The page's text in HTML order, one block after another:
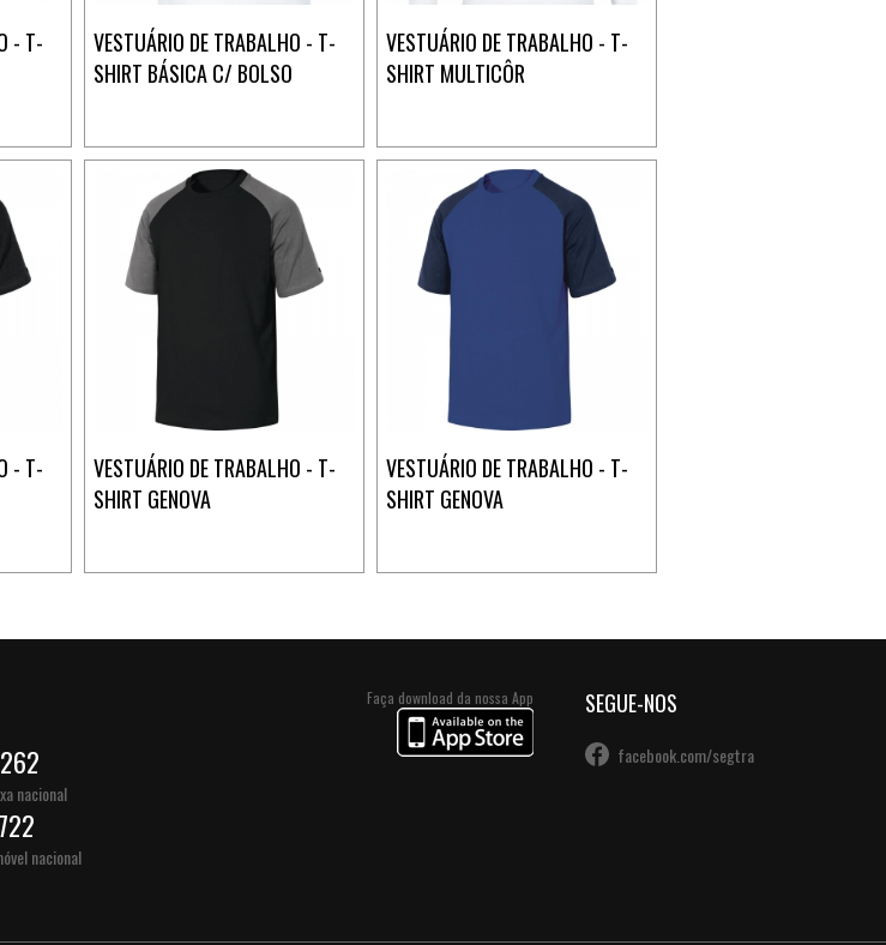
- T-
VESTUÁRIO DE TRABALHO - T-
SHIRT BÁSICA C/ BOLSO
VESTUÁRIO DE TRABALHO - T-
SHIRT MULTICÔR
- T-
VESTUÁRIO DE TRABALHO - T-
SHIRT GENOVA
VESTUÁRIO DE TRABALHO - T-
SHIRT GENOVA
nacional
nacional
Faça download da nossa App SEGUE-NOS
facebook.com/segtra